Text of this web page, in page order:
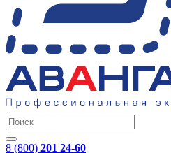
8 (800) 201 24-60